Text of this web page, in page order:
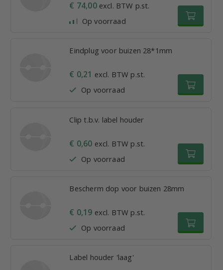
€ 74,00excl. BTW p.st.
Op voorraad
Eindplug voor buizen 28*1mm
€ 0,21 excl. BTW p.st.
Op voorraad
Clip t.b.v. label houder
€ 0,60 excl. BTW p.st.
Op voorraad
Bescherm dop voor buizen 28mm
€ 0,19 excl. BTW p.st.
Op voorraad
Label houder 'laag'